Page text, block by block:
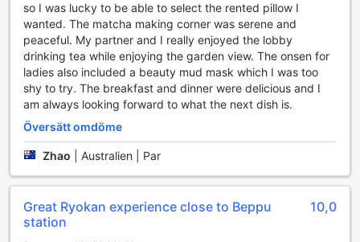
På Hana Beppu i Beppu, Japan, erbjuds en oas av komfort
och avkoppling i varje rum. Med luftkonditionering kan du
enkelt justera temperaturen efter dina önskemål, vilket
skapar en behaglig atmosfär oavsett väder utanför.
Rummen är utrustade med moderna bekvämligheter,
inklusive en platt-TV för underhållning och en
kaffebryggare för att njuta av en varm kopp kaffe eller te
när som helst på dagen. För att säkerställa din komfort
finns det även gratis flaskvatten tillgängligt, så att du alltid
kan hålla dig hydratiserad under din vistelse.
För att ytterligare förbättra din upplevelse erbjuder rummen
du kan koppla av efter en lång dag av sightseeing. Det
finns också en kylskåp i varje rum, perfekt för att förvara
so I was lucky to be able to select the rented pillow I
wanted. The matcha making corner was serene and
peaceful. My partner and I really enjoyed the lobby
drinking tea while enjoying the garden view. The onsen for
ladies also included a beauty mud mask which I was too
shy to try. The breakfast and dinner were delicious and I
am always looking forward to what the next dish is.
Översätt omdöme
Zhao Australien | Par
Great Ryokan experience close to Beppu
station
10,0